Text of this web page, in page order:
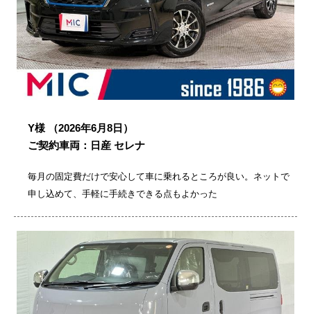
Y様
（2026年6月8日）
ご契約車両：日産 セレナ
毎月の固定費だけで安心して車に乗れるところが良い。ネットで
申し込めて、手軽に手続きできる点もよかった